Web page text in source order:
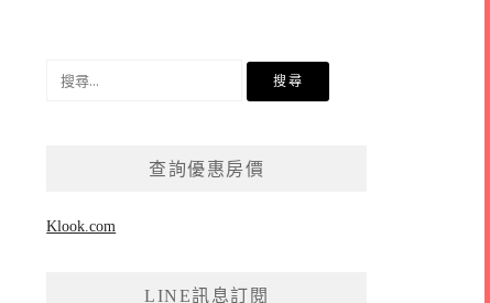
查詢優惠房價
Klook.com
LINE訊息訂閱